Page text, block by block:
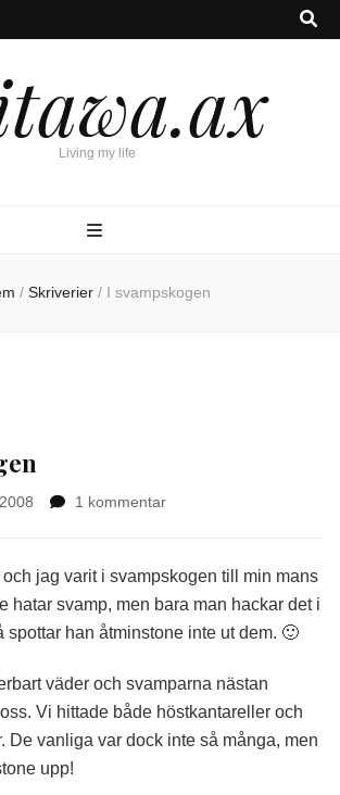
Living my life
/ Skriverier / I svampskogen
1 kommentartill
och jag varit i svampskogen till min mans
hatar svamp, men bara man hackar det i
spottar han åtminstone inte ut dem. 🙂
väder och svamparna nästan
Vi hittade både höstkantareller och
De vanliga var dock inte så många, men
upp!